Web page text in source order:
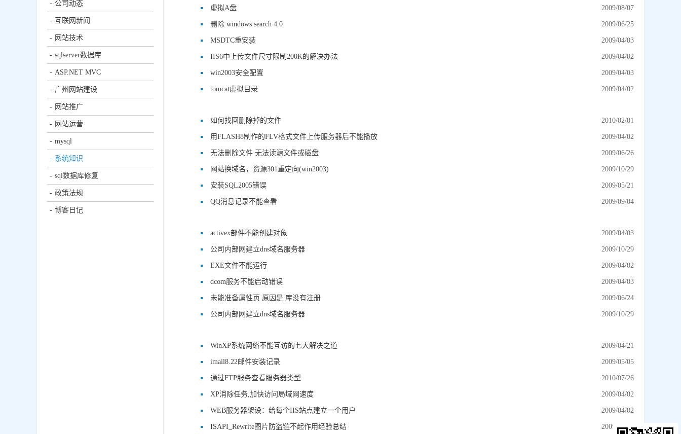
公司动态
互联网新闻
网站技术
sqlserver数据库
ASP.NET MVC
广州网站建设
网站推广
网站运营
mysql
系统知识
sql数据库修复
政策法规
博客日记
虚拟A盘 2009/08/07
删除 windows search 4.0 2009/06/25
MSDTC重安装 2009/04/03
IIS6中上传文件尺寸限制200K的解决办法 2009/04/02
win2003安全配置 2009/04/03
tomcat虚拟目录 2009/04/02
如何找回删除掉的文件 2010/02/01
用FLASH8制作的FLV格式文件上传服务器后不能播放 2009/04/02
无法删除文件 无法读源文件或磁盘 2009/06/26
网站换域名，资源301重定向(win2003) 2009/10/29
安装SQL2005错误 2009/05/21
QQ消息记录不能查看 2009/09/04
activex部件不能创建对象 2009/04/03
公司内部网建立dns域名服务器 2009/10/29
EXE文件不能运行 2009/04/02
dcom服务不能启动错误 2009/04/03
未能准备属性页 原因是 库没有注册 2009/06/24
公司内部网建立dns域名服务器 2009/10/29
WinXP系统网络不能互访的七大解决之道 2009/04/21
imail8.22邮件安装记录 2009/05/05
通过FTP服务查看服务器类型 2010/07/26
XP消除任务,加快访问局域网速度 2009/04/02
WEB服务器架设：给每个IIS站点建立一个用户 2009/04/02
ISAPI_Rewrite图片防盗链不起作用经验总结 2009/09/05